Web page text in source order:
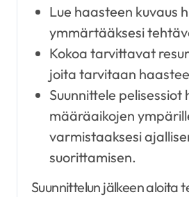
Lue haasteen kuvaus
ymmärtääksesi
Kokoa tarvittavat
joita tarvitaan
Suunnittele pelisessiot
määräaikojen
varmistaaksesi
suorittamisen.
Suunnittelun jälkeen aloita